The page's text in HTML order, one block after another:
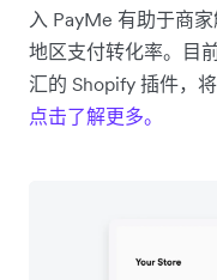
入 PayMe 有助于商
地区支付转化率。目
汇的 Shopify 插件，
点击了解更多。